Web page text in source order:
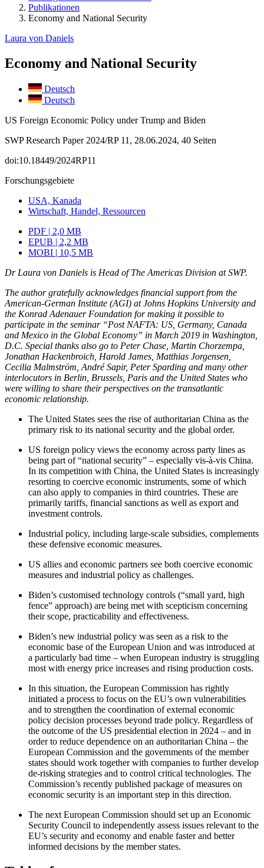
Publikationen
Economy and National Security
Laura von Daniels
Economy and National Security
Deutsch
Deutsch
US Foreign Economic Policy under Trump and Biden
SWP Research Paper 2024/RP 11, 28.06.2024, 40 Seiten
doi:10.18449/2024RP11
Forschungsgebiete
USA, Kanada
Wirtschaft, Handel, Ressourcen
PDF | 2,0 MB
EPUB | 2,2 MB
MOBI | 10,5 MB
Dr Laura von Daniels is Head of The Americas Division at SWP.
The author gratefully acknowledges financial support from the
American-German Institute (AGI) at Johns Hopkins Uni­versity and
the Konrad Adenauer Foundation for making it possible to
participate in the seminar “Post NAFTA: US, Germany, Canada
and Mexico in the Global Economy” in March 2019 in Washington,
D.C. Special thanks also go to Peter Chase, Martin Chorzempa,
Jonathan Hackenbroich, Harold James, Matthias Jorgensen,
Cecilia Malmström, André Sapir, Peter Sparding and many other
interlocutors in Berlin, Brussels, Paris and the United States who
were willing to share their perspectives on the transatlantic
economic rela­tionship.
The United States sees the rise of authoritarian China as the
primary risk to its national security and the global order.
US foreign policy views the economy across party lines as
being part of “national security” – especially vis-à-vis China.
In its competition with China, the United States is increasingly
resorting to coercive economic instruments, some of which
can also apply to companies in third countries. These are
primarily tariffs, financial sanctions as well as export and
investment controls.
Industrial policy, including large-scale subsidies, complements
these defensive economic measures.
US allies and economic partners see both coercive economic
measures and industrial policy as challenges.
Biden’s customised technology controls (“small yard, high
fence” approach) are being met with scepticism concerning
their scope, practi­cability and effectiveness.
Biden’s new industrial policy was seen as a risk to the
economic base of the European Union and was introduced at
a particularly bad time – when European industry is struggling
most with energy price increases and rising production costs.
In this situation, the European Commission has rightly
initiated a process to focus on the EU’s own vulnerabilities
and to strengthen the coordination of external economic
policy decision processes beyond trade policy. Regard­less of
the outcome of the US presidential election in 2024 – and in
order to reduce dependence on an authoritarian China – the
European Commission and the governments of the member
states should work together with companies to further develop
de-risking strategies and to control critical technologies. The
Commission’s recently published package of measures on
economic security is an important step in this direction.
The next European Commission should set up an Economic
Security Coun­cil to independently assess issues relevant to the
EU’s security and economy and enable faster and better
informed decisions by the member states.